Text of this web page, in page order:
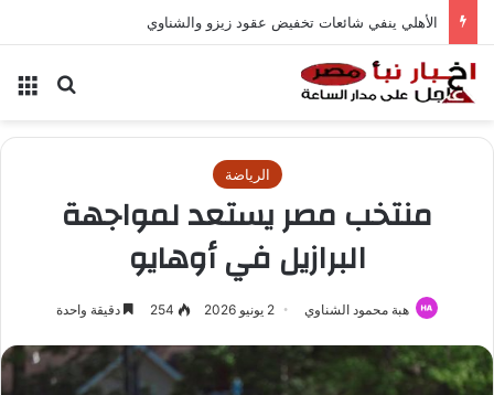
الأهلي ينفي شائعات تخفيض عقود زيزو والشناوي
بحث
الرياضة
منتخب مصر يستعد لمواجهة
البرازيل في أوهايو
هبة محمود الشناوي 2 يونيو 2026 254 دقيقة واحدة